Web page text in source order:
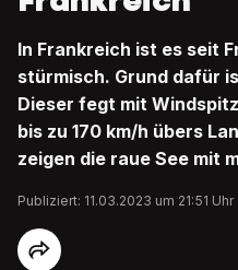
In Frankreich ist es seit
stürmisch. Grund dafür
Dieser fegt mit
bis zu 170 km/h übers
zeigen die raue See mit
Publiziert: 11.03.2023 um 21:51 Uhr